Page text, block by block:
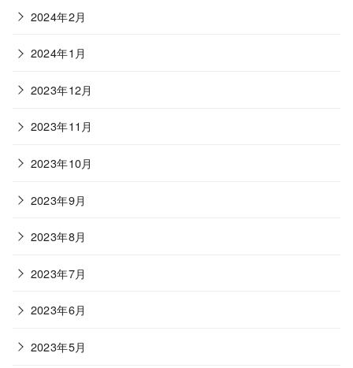
2024年2月
2024年1月
2023年12月
2023年11月
2023年10月
2023年9月
2023年8月
2023年7月
2023年6月
2023年5月